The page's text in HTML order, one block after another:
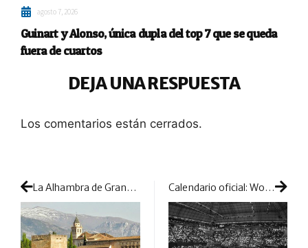
agosto 7, 2026
Guinart y Alonso, única dupla del top 7 que se queda
fuera de cuartos
DEJA UNA RESPUESTA
Los comentarios están cerrados.
La Alhambra de Granada volverá a ser protagonista en World Padel Tour Calendario oficial: World Padel Tour muestra su gran apuesta para 2023